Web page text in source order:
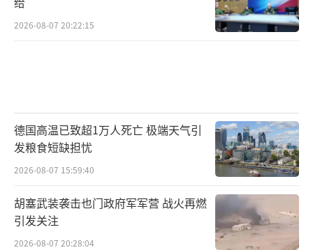
谓“军事威胁”，可见所谓“中国军事威
开展正当国防训练，目的是维护自身主权安
全。真正反复制造对立、渲染焦虑、搅动地区
局势的，恰恰是借题谋军事化扩张的日本。日
方沉溺猜忌对抗、企图借炒作外部威胁实现军
事松绑，最终只会陷入自我制造的安全焦虑，
（责任编辑：傅鑫）
2026-08-07 20:22:15
德国高温已致超1万人死亡 极端天气引
发粮食短缺担忧
2026-08-07 15:59:40
胡塞武装袭击也门政府军军营 战火再燃
引发关注
2026-08-07 20:28:04